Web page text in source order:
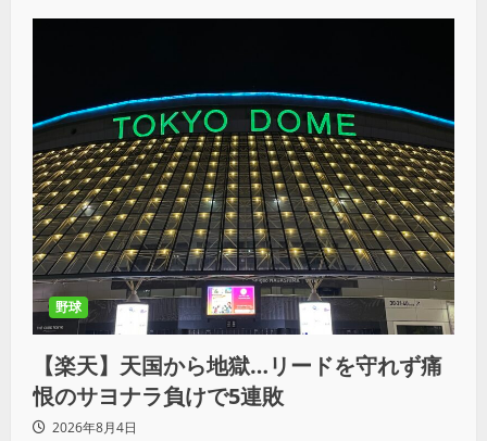
野球
【楽天】天国から地獄…リードを守れず痛
恨のサヨナラ負けで5連敗
2026年8月4日